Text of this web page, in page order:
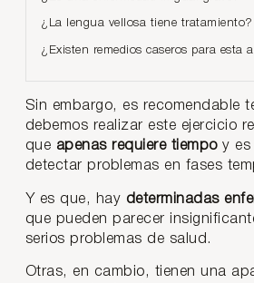
¿La lengua vellosa tiene tratamiento?
¿Existen remedios caseros para esta
Sin embargo, es recomendable
debemos realizar este ejercicio
que apenas requiere tiempoy es
detectar problemas en fases
Y es que, hay determinadas
que pueden parecer
serios problemas de salud.
Otras, en cambio, tienen una